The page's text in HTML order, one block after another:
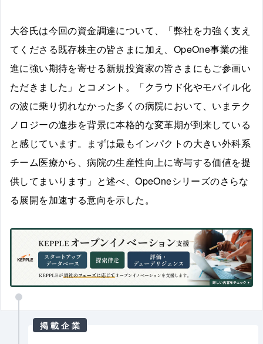
大谷氏は今回の資金調達について、「弊社を力強く支え
てくださる既存株主の皆さまに加え、OpeOne事業の推
進に強い期待を寄せる新規投資家の皆さまにもご参画い
ただきました」とコメント。「クラウド化やモバイル化
の波に乗り切れなかった多くの病院において、いまテク
ノロジーの進歩を背景に本格的な変革期が到来している
と感じています。まずは最もインパクトの大きい外科系
チーム医療から、病院の生産性向上に寄与する価値を提
供してまいります」と述べ、OpeOneシリーズのさらな
る展開を加速する意向を示した。
掲載企業